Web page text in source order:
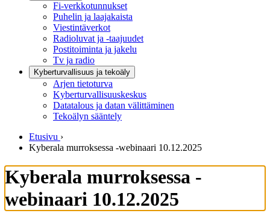
Fi-verkkotunnukset
Puhelin ja laajakaista
Viestintäverkot
Radioluvat ja -taajuudet
Postitoiminta ja jakelu
Tv ja radio
Kyberturvallisuus ja tekoäly
Arjen tietoturva
Kyberturvallisuuskeskus
Datatalous ja datan välittäminen
Tekoälyn sääntely
Etusivu ›
Kyberala murroksessa -webinaari 10.12.2025
Kyberala murroksessa -
webinaari 10.12.2025